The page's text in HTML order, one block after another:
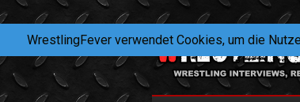
WrestlingFever verwendet Cookies, um die